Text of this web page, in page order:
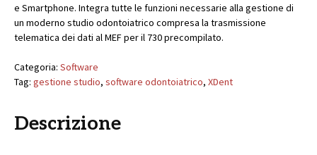
e Smartphone. Integra tutte le funzioni necessarie alla gestione di
un moderno studio odontoiatrico compresa la trasmissione
telematica dei dati al MEF per il 730 precompilato.
Categoria: Software
Tag: gestione studio, software odontoiatrico, XDent
Descrizione